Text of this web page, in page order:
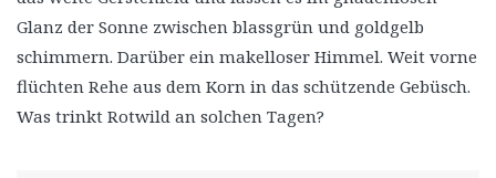
Glanz der Sonne zwischen blassgrün und goldgelb
schimmern. Darüber ein makelloser Himmel. Weit vorne
flüchten Rehe aus dem Korn in das schützende Gebüsch.
Was trinkt Rotwild an solchen Tagen?